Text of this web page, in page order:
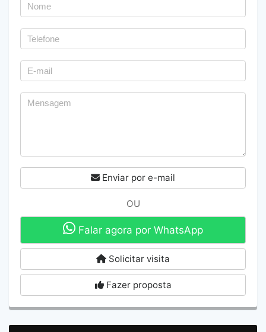
Enviar por e-mail
OU
Falar agora por WhatsApp
Solicitar visita
Fazer proposta